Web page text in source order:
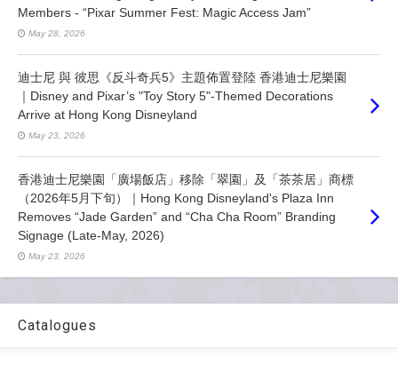
Members - “Pixar Summer Fest: Magic Access Jam”
May 28, 2026
迪士尼 與 彼思《反斗奇兵5》主題佈置登陸 香港迪士尼樂園
｜Disney and Pixar’s "Toy Story 5"-Themed Decorations
Arrive at Hong Kong Disneyland
May 23, 2026
香港迪士尼樂園「廣場飯店」移除「翠園」及「茶茶居」商標
（2026年5月下旬）｜Hong Kong Disneyland's Plaza Inn
Removes “Jade Garden” and “Cha Cha Room” Branding
Signage (Late-May, 2026)
May 23, 2026
Catalogues